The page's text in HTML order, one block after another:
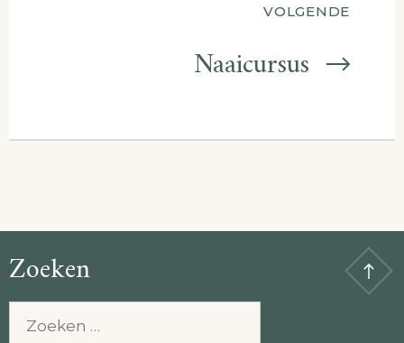
VOLGENDE
Naaicursus
Zoeken